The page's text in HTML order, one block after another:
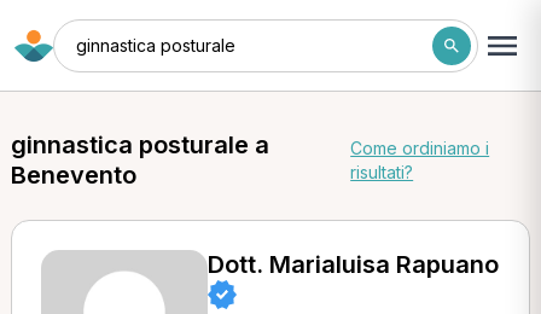
ginnastica posturale
ginnastica posturale a
Benevento
Come ordiniamo i
risultati?
Dott. Marialuisa Rapuano